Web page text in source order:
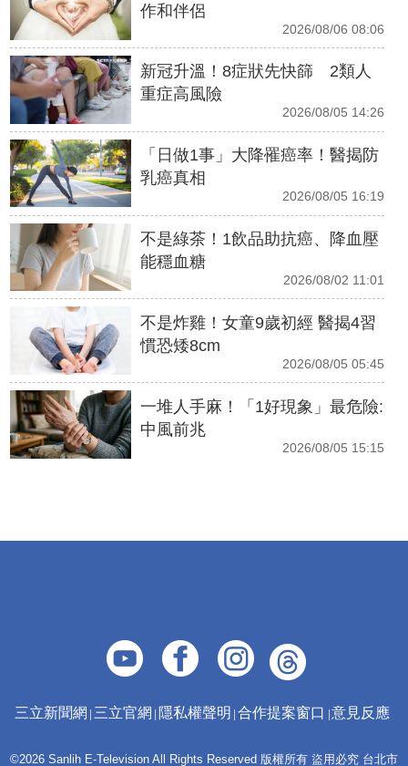
作和伴侶
2026/08/06 08:06
新冠升溫！8症狀先快篩 2類人
重症高風險
2026/08/05 14:26
「日做1事」大降罹癌率！醫揭防
乳癌真相
2026/08/05 16:19
不是綠茶！1飲品助抗癌、降血壓
能穩血糖
2026/08/02 11:01
不是炸雞！女童9歲初經 醫揭4習
慣恐矮8cm
2026/08/05 05:45
一堆人手麻！「1好現象」最危險:
中風前兆
2026/08/05 15:15
三立新聞網 三立官網 隱私權聲明 合作提案窗口 意見反應
©2026 Sanlih E-Television All Rights Reserved 版權所有 盜用必究 台北市